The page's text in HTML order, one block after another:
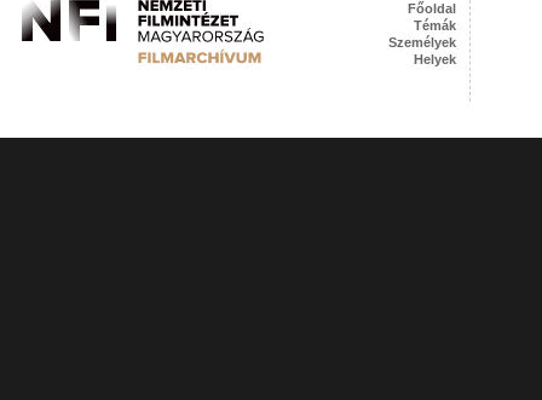
Főoldal
Témák
Személyek
Helyek